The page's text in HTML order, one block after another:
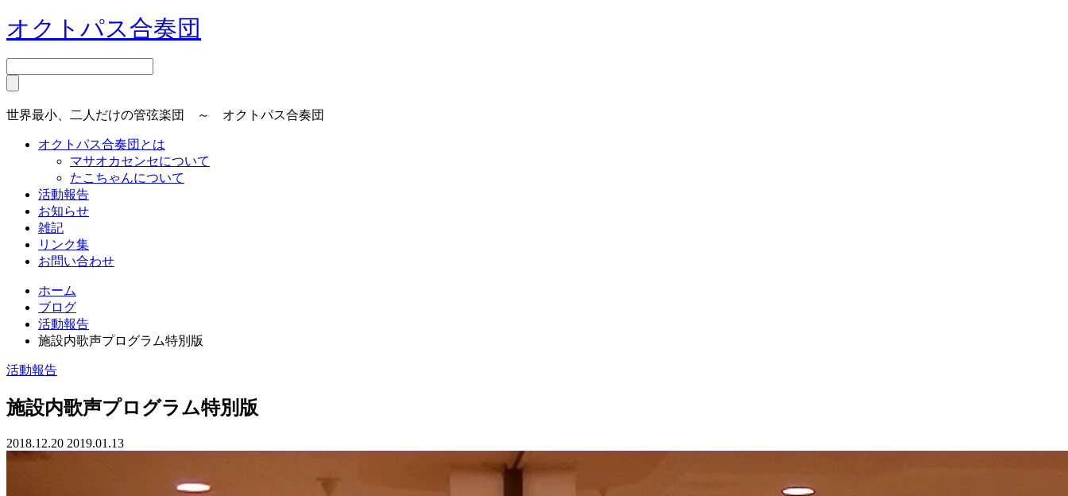
オクトパス合奏団
世界最小、二人だけの管弦楽団 ～ オクトパス合奏団
オクトパス合奏団とは
マサオカセンセについて
たこちゃんについて
活動報告
お知らせ
雑記
リンク集
お問い合わせ
ホーム
ブログ
活動報告
施設内歌声プログラム特別版
活動報告
施設内歌声プログラム特別版
2018.12.20 2019.01.13